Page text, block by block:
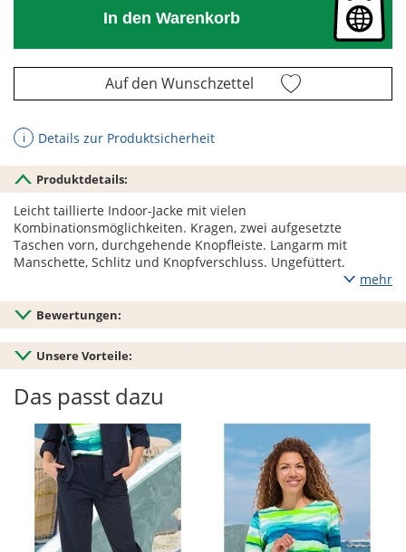
In den Warenkorb
Auf den Wunschzettel
ℹ Details zur Produktsicherheit
Produktdetails:
Leicht taillierte Indoor-Jacke mit vielen
Kombinationsmöglichkeiten. Kragen, zwei aufgesetzte
Taschen vorn, durchgehende Knopfleiste. Langarm mit
Manschette, Schlitz und Knopfverschluss. Ungefüttert.
mehr
Bewertungen:
Unsere Vorteile:
Das passt dazu